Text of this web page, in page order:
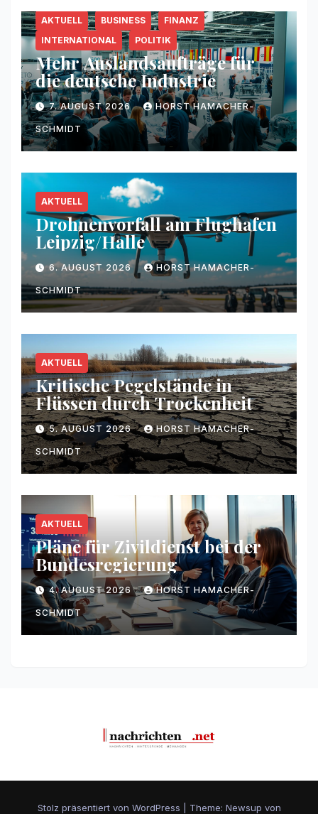
AKTUELL BUSINESS
FINANZ
INTERNATIONAL
POLITIK
Mehr Auslandsaufträge für
die deutsche Industrie
7. AUGUST 2026 HORST HAMACHER-
SCHMIDT
AKTUELL
Drohnenvorfall am Flughafen
Leipzig/Halle
6. AUGUST 2026 HORST HAMACHER-
SCHMIDT
AKTUELL
Kritische Pegelstände in
Flüssen durch Trockenheit
5. AUGUST 2026 HORST HAMACHER-
SCHMIDT
AKTUELL
Pläne für Zivildienst bei der
Bundesregierung
4. AUGUST 2026 HORST HAMACHER-
SCHMIDT
Stolz präsentiert von WordPress Theme: Newsup von